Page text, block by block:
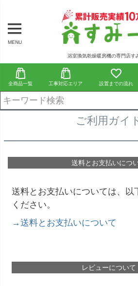
MENU
浴室換気乾燥暖房機の専門店す
全商品一覧 工事対応エリア 設置までの流れ
ご利用ガイ
送料とお支払いにつ
送料とお支払いについては、以
ください。
→送料とお支払いについて
レビューについて